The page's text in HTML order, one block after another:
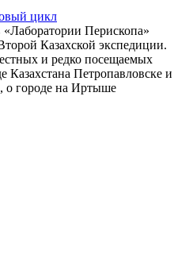
цикл
Перископа»
Казахской экспедиции.
и редко посещаемых
Казахстана Петропавловске и
о городе на Иртыше